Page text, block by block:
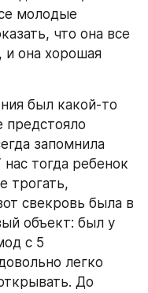
молодые
что она все
и она хорошая
был какой-то
запомнила
тогда ребенок
трогать,
свекровь была в
объект: был у
с 5
легко
До